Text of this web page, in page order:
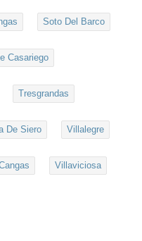
Soto Del Barco
Casariego
Tresgrandas
De Siero Villalegre
Villaviciosa